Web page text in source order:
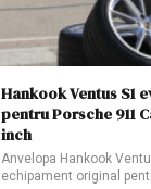
Hankook Ventus S1
pentru Porsche 911
inch
Anvelopa Hankook
echipament original